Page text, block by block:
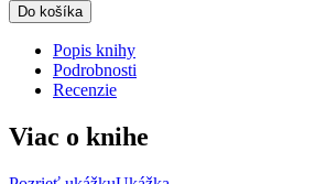
Do košíka
Popis knihy
Podrobnosti
Recenzie
Viac o knihe